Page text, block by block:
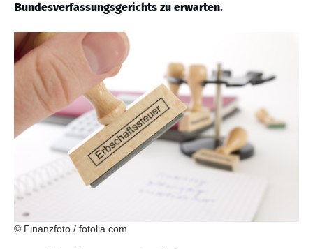
Bundesverfassungsgerichts zu erwarten.
© Finanzfoto / fotolia.com